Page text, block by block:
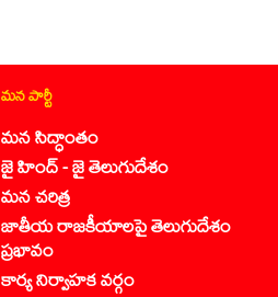
మన పార్టీ
మన సిద్ధాంతం
జై హింద్ - జై తెలుగుదేశం
మన చరిత్ర
జాతీయ రాజకీయాలపై తెలుగుదేశం
ప్రభావం
కార్య నిర్వాహక వర్గం